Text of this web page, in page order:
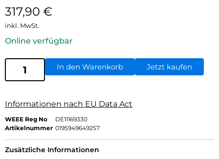
317,90 €
inkl. MwSt.
Online verfügbar
In den Warenkorb Jetzt kaufen
Informationen nach EU Data Act
WEEE Reg No
DE11169330
Artikelnummer 0195949649257
Zusätzliche Informationen